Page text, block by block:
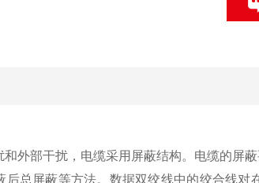
外部干扰，电缆采用屏蔽结构。电缆的屏
后总屏蔽等方法。数据双绞线中的绞合线对